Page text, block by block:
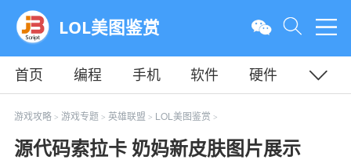
LOL美图鉴赏
首页 编程 手机 软件
硬件
教程
平面 服务器
游戏攻略> 游戏专题 > 英雄联盟 > LOL美图鉴赏 >
源代码索拉卡 奶妈新皮肤图片展示